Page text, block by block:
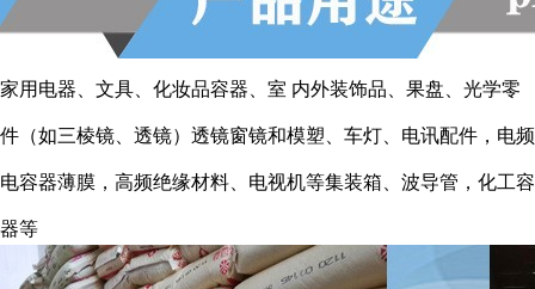
家用电器、文具、化妆品容器、室 内外装饰品、果盘、光学零
件（如三棱镜、透镜）透镜窗镜和模塑、车灯、电讯配件，电频
电容器薄膜，高频绝缘材料、电视机等集装箱、波导管，化工容
器等